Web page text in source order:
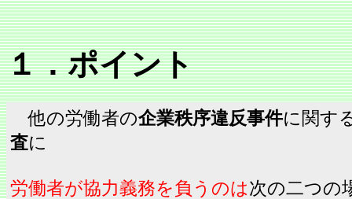
１．ポイント
他の労働者の企業秩序違反事件に関す
査に
労働者が協力義務を負うのは次の二つの